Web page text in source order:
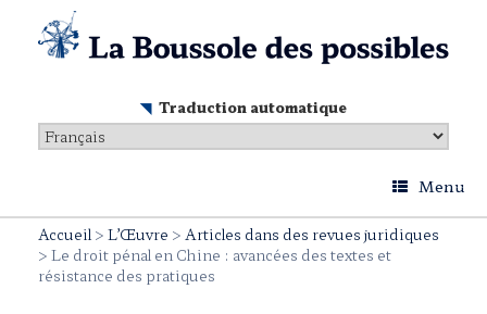
content
Traduction automatique
Menu
Accueil> L’Œuvre > Articles dans des revues juridiques
> Le droit pénal en Chine : avancées des textes et
résistance des pratiques